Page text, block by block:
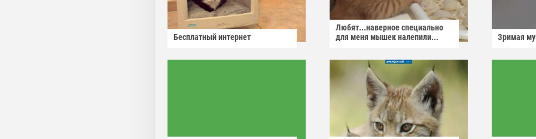
Бесплатный интернет
Любят...наверное специально
для меня мышек налепили...
Зримая